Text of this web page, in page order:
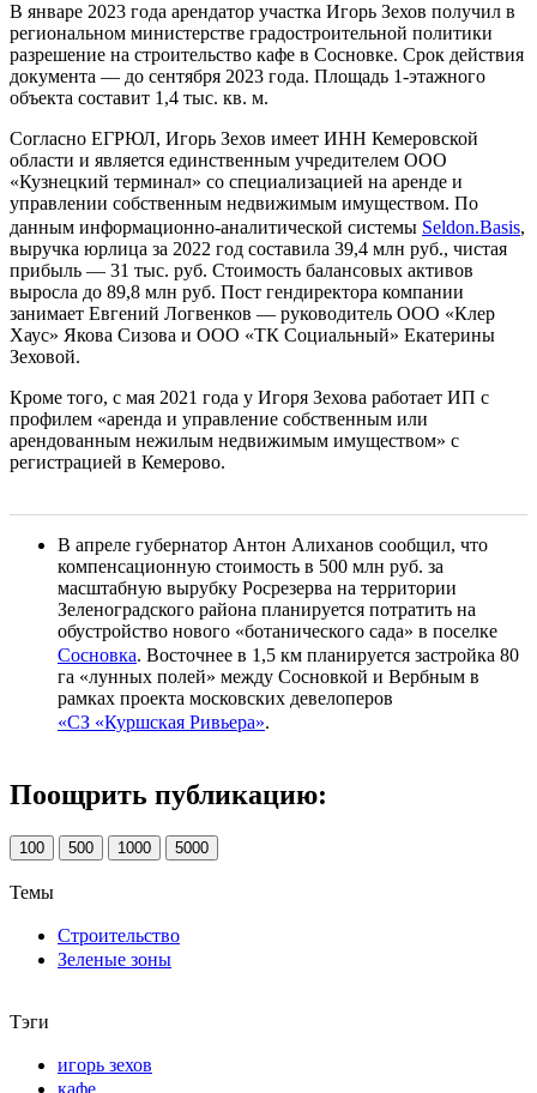
В январе 2023 года арендатор участка Игорь Зехов получил в
региональном министерстве градостроительной политики
разрешение на строительство кафе в Сосновке. Срок действия
документа — до сентября 2023 года. Площадь 1-этажного
объекта составит 1,4 тыс. кв. м.
Согласно ЕГРЮЛ, Игорь Зехов имеет ИНН Кемеровской
области и является единственным учредителем ООО
«Кузнецкий терминал» со специализацией на аренде и
управлении собственным недвижимым имуществом. По
данным информационно-аналитической системы Seldon.Basis,
выручка юрлица за 2022 год составила 39,4 млн руб., чистая
прибыль — 31 тыс. руб. Стоимость балансовых активов
выросла до 89,8 млн руб. Пост гендиректора компании
занимает Евгений Логвенков — руководитель ООО «Клер
Хаус» Якова Сизова и ООО «ТК Социальный» Екатерины
Зеховой.
Кроме того, с мая 2021 года у Игоря Зехова работает ИП с
профилем «аренда и управление собственным или
арендованным нежилым недвижимым имуществом» с
регистрацией в Кемерово.
В апреле губернатор Антон Алиханов сообщил, что
компенсационную стоимость в 500 млн руб. за
масштабную вырубку Росрезерва на территории
Зеленоградского района планируется потратить на
обустройство нового «ботанического сада» в поселке
Сосновка. Восточнее в 1,5 км планируется застройка 80
га «лунных полей» между Сосновкой и Вербным в
рамках проекта московских девелоперов
«СЗ «Куршская Ривьера».
Поощрить публикацию:
100 500 1000 5000
Темы
Строительство
Зеленые зоны
Тэги
игорь зехов
кафе